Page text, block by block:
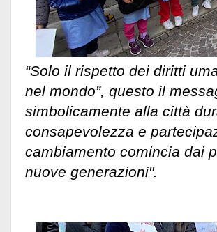
“Solo il rispetto dei diritti
nel mondo”, questo il
simbolicamente alla città
consapevolezza e
cambiamento comincia dai
nuove generazioni".